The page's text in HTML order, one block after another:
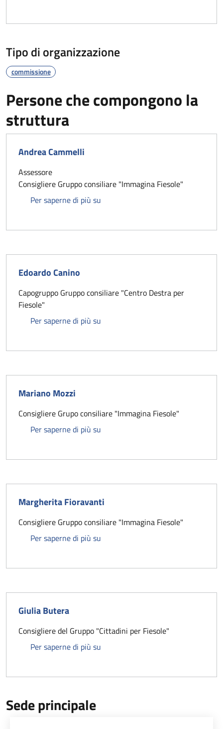
Tipo di organizzazione
commissione
Persone che compongono la
struttura
Andrea Cammelli
Assessore
Consigliere Gruppo consiliare "Immagina Fiesole"
Per saperne di più su
Edoardo Canino
Capogruppo Gruppo consiliare "Centro Destra per
Fiesole"
Per saperne di più su
Mariano Mozzi
Consigliere Grupo consiliare "Immagina Fiesole"
Per saperne di più su
Margherita Fioravanti
Consigliere Gruppo consiliare "Immagina Fiesole"
Per saperne di più su
Giulia Butera
Consigliere del Gruppo "Cittadini per Fiesole"
Per saperne di più su
Sede principale